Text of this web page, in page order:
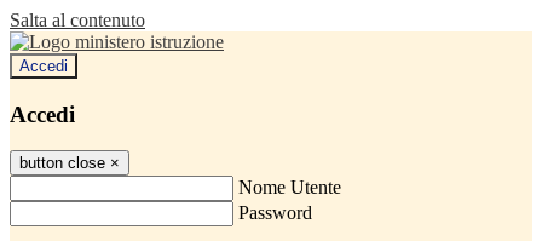
Salta al contenuto
Accedi
Accedi
button close ×
Nome Utente
Password